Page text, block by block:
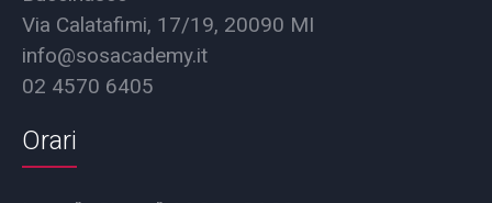
Via Calatafimi, 17/19, 20090 MI
info@sosacademy.it
02 4570 6405
Orari